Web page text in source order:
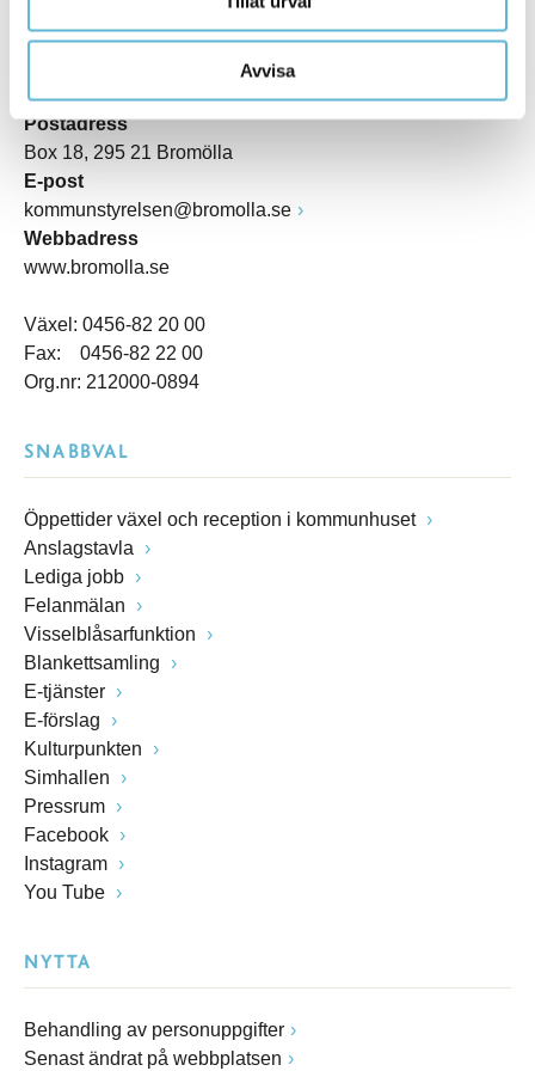
Avvisa
Kommunhuset, Storgatan 48
Postadress
Box 18, 295 21 Bromölla
E-post
kommunstyrelsen@bromolla.se
Webbadress
www.bromolla.se
Växel: 0456-82 20 00
Fax: 0456-82 22 00
Org.nr: 212000-0894
SNABBVAL
Öppettider växel och reception i kommunhuset
Anslagstavla
Lediga jobb
Felanmälan
Visselblåsarfunktion
Blankettsamling
E-tjänster
E-förslag
Kulturpunkten
Simhallen
Pressrum
Facebook
Instagram
You Tube
NYTTA
Behandling av personuppgifter
Senast ändrat på webbplatsen